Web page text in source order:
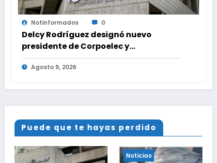
Notinformados 0
Delcy Rodríguez designó nuevo
presidente de Corpoelec y
viceministro eléctrico para ‘la
recuperación del servicio’
Agosto 9, 2026
Puede que te hayas perdido
Noticias